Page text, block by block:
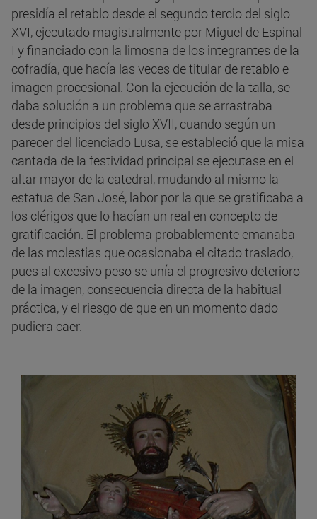
presidía el retablo desde el segundo tercio del siglo
XVI, ejecutado magistralmente por Miguel de Espinal
I y financiado con la limosna de los integrantes de la
cofradía, que hacía las veces de titular de retablo e
imagen procesional. Con la ejecución de la talla, se
daba solución a un problema que se arrastraba
desde principios del siglo XVII, cuando según un
parecer del licenciado Lusa, se estableció que la misa
cantada de la festividad principal se ejecutase en el
altar mayor de la catedral, mudando al mismo la
estatua de San José, labor por la que se gratificaba a
los clérigos que lo hacían un real en concepto de
gratificación. El problema probablemente emanaba
de las molestias que ocasionaba el citado traslado,
pues al excesivo peso se unía el progresivo deterioro
de la imagen, consecuencia directa de la habitual
práctica, y el riesgo de que en un momento dado
pudiera caer.